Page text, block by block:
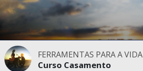
FERRAMENTAS PARA A VIDA
Curso Casamento